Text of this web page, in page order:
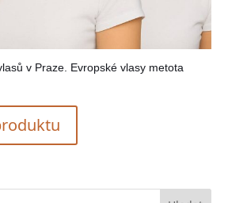
v Praze. Evropské vlasy metota